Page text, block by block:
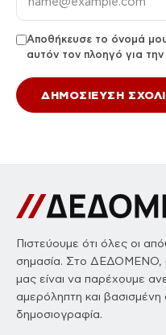
Αποθήκευσε το όνομά
αυτόν τον πλοηγό για
Πιστεύουμε ότι όλες οι
σημασία. Στο ΔΕΔΟΜΕΝΟ,
μας είναι να παρέχουμε
αμερόληπτη και
δημοσιογραφία.